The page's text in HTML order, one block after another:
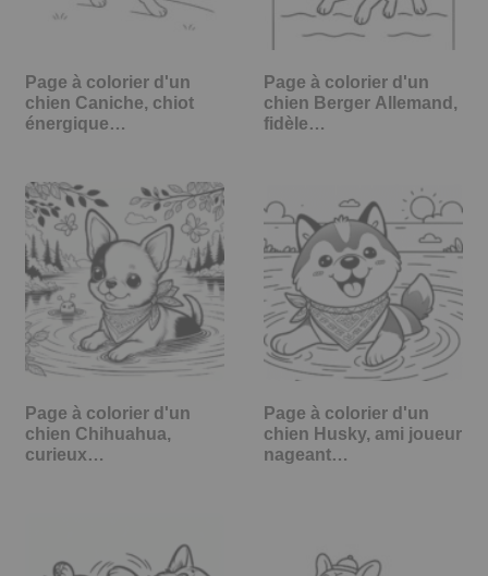
Page à colorier d'un
chien Caniche, chiot
énergique…
Page à colorier d'un
chien Berger Allemand,
fidèle…
Page à colorier d'un
chien Chihuahua,
curieux…
Page à colorier d'un
chien Husky, ami joueur
nageant…